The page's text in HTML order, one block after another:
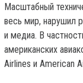
Масштабный
весь мир, нарушил
и медиа. В
американских
Airlines и American